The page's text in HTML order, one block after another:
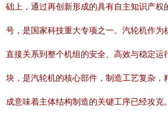
础上，通过再创新形成的具有自主知识产权
号，是国家科技重大专项之一。汽轮机作为
直接关系到整个机组的安全、高效与稳定运
块，是汽轮机的核心部件，制造工艺复杂，
成意味着主体结构制造的关键工序已经攻克。